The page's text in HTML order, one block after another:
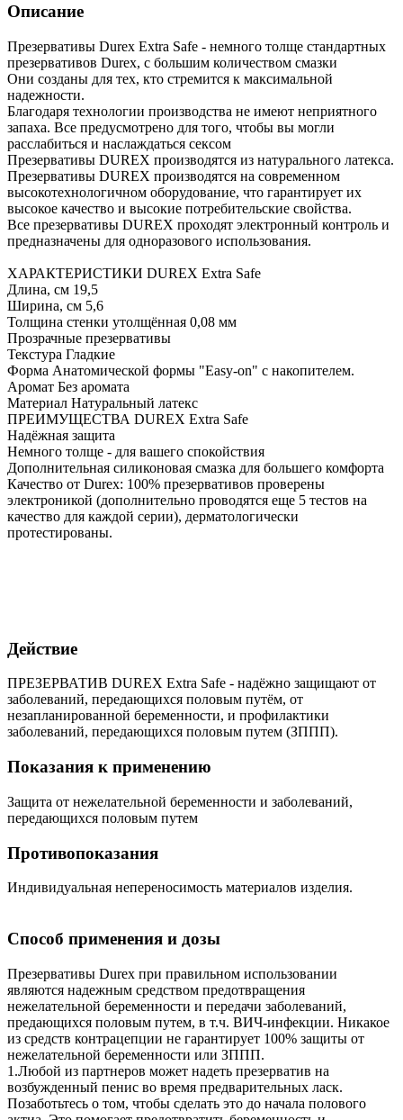
Описание
Презервативы Durex Extra Safe - немного толще стандартных
презервативов Durex, с большим количеством смазки
Они созданы для тех, кто стремится к максимальной
надежности.
Благодаря технологии производства не имеют неприятного
запаха. Все предусмотрено для того, чтобы вы могли
расслабиться и наслаждаться сексом
Презервативы DUREX производятся из натурального латекса.
Презервативы DUREX производятся на современном
высокотехнологичном оборудование, что гарантирует их
высокое качество и высокие потребительские свойства.
Все презервативы DUREX проходят электронный контроль и
предназначены для одноразового использования.
ХАРАКТЕРИСТИКИ DUREX Extra Safe
Длина, см 19,5
Ширина, см 5,6
Толщина стенки утолщённая 0,08 мм
Прозрачные презервативы
Текстура Гладкие
Форма Анатомической формы "Easy-on" с накопителем.
Аромат Без аромата
Материал Натуральный латекс
ПРЕИМУЩЕСТВА DUREX Extra Safe
Надёжная защита
Немного толще - для вашего спокойствия
Дополнительная силиконовая смазка для большего комфорта
Качество от Durex: 100% презервативов проверены
электроникой (дополнительно проводятся еще 5 тестов на
качество для каждой серии), дерматологически
протестированы.
Действие
ПРЕЗЕРВАТИВ DUREX Extra Safe - надёжно защищают от
заболеваний, передающихся половым путём, от
незапланированной беременности, и профилактики
заболеваний, передающихся половым путем (ЗППП).
Показания к применению
Защита от нежелательной беременности и заболеваний,
передающихся половым путем
Противопоказания
Индивидуальная непереносимость материалов изделия.
Способ применения и дозы
Презервативы Durex при правильном использовании
являются надежным средством предотвращения
нежелательной беременности и передачи заболеваний,
предающихся половым путем, в т.ч. ВИЧ-инфекции. Никакое
из средств контрацепции не гарантирует 100% защиты от
нежелательной беременности или ЗППП.
1.Любой из партнеров может надеть презерватив на
возбужденный пенис во время предварительных ласк.
Позаботьтесь о том, чтобы сделать это до начала полового